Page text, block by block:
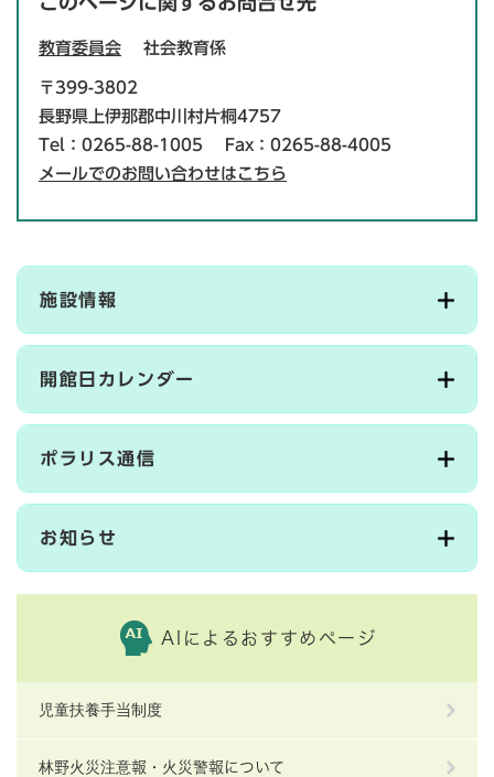
教育委員会 社会教育係
〒399-3802
長野県上伊那郡中川村片桐4757
Tel：0265-88-1005
Fax：0265-88-4005
メールでのお問い合わせはこちら
施設情報
開館日カレンダー
ポラリス通信
お知らせ
AIによるおすすめページ
児童扶養手当制度
林野火災注意報・火災警報について